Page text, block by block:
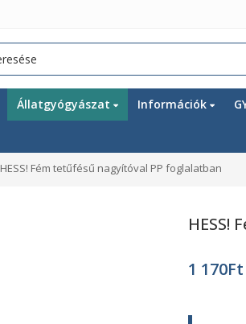
Állatgyógyászat Információk
HESS! Fém tetűfésű nagyítóval PP foglalatban
HESS!
1 170Ft